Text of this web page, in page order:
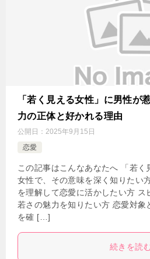
「若く見える女性」に男性が
力の正体と好かれる理由
公開日： 2025年9月15日
恋愛
この記事はこんなあなたへ 「若く
女性で、その意味を深く知りたい
を理解して恋愛に活かしたい方 ス
若さの魅力を知りたい方 恋愛対象
を確 […]
続きを読